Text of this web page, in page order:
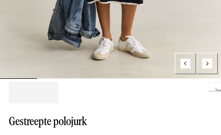
Gestreepte polojurk